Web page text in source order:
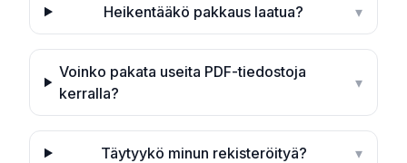
Heikentääkö pakkaus laatua? ▾
Voinko pakata useita PDF-tiedostoja
kerralla?
▾
Täytyykö minun rekisteröityä? ▾